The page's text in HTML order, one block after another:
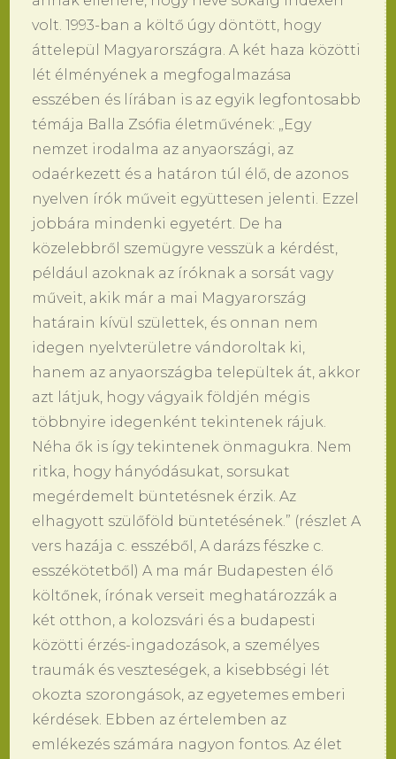
volt. 1993-ban a költő úgy döntött, hogy
áttelepül Magyarországra. A két haza közötti
lét élményének a megfogalmazása
esszében és lírában is az egyik legfontosabb
témája Balla Zsófia életművének: „Egy
nemzet irodalma az anyaországi, az
odaérkezett és a határon túl élő, de azonos
nyelven írók műveit együttesen jelenti. Ezzel
jobbára mindenki egyetért. De ha
közelebbről szemügyre vesszük a kérdést,
például azoknak az íróknak a sorsát vagy
műveit, akik már a mai Magyarország
határain kívül születtek, és onnan nem
idegen nyelvterületre vándoroltak ki,
hanem az anyaországba települtek át, akkor
azt látjuk, hogy vágyaik földjén mégis
többnyire idegenként tekintenek rájuk.
Néha ők is így tekintenek önmagukra. Nem
ritka, hogy hányódásukat, sorsukat
megérdemelt büntetésnek érzik. Az
elhagyott szülőföld büntetésének.” (részlet A
vers hazája c. esszéből, A darázs fészke c.
esszékötetből) A ma már Budapesten élő
költőnek, írónak verseit meghatározzák a
két otthon, a kolozsvári és a budapesti
közötti érzés-ingadozások, a személyes
traumák és veszteségek, a kisebbségi lét
okozta szorongások, az egyetemes emberi
kérdések. Ebben az értelemben az
emlékezés számára nagyon fontos. Az élet